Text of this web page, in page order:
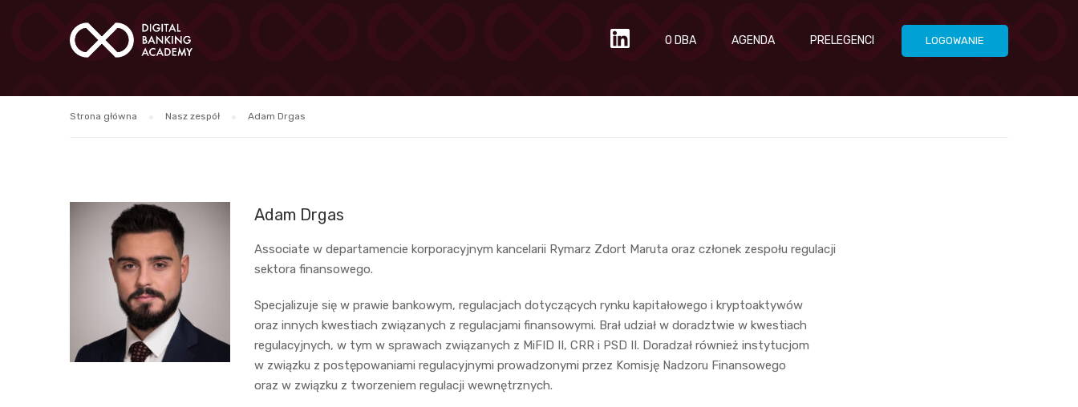
O DBA AGENDA PRELEGENCI LOGOWANIE
Strona główna Nasz zespół Adam Drgas
Adam Drgas
Associate w departamencie korporacyjnym kancelarii Rymarz Zdort Maruta oraz członek zespołu regulacji
sektora finansowego.
Specjalizuje się w prawie bankowym, regulacjach dotyczących rynku kapitałowego i kryptoaktywów
oraz innych kwestiach związanych z regulacjami finansowymi. Brał udział w doradztwie w kwestiach
regulacyjnych, w tym w sprawach związanych z MiFID II, CRR i PSD II. Doradzał również instytucjom
w związku z postępowaniami regulacyjnymi prowadzonymi przez Komisję Nadzoru Finansowego
oraz w związku z tworzeniem regulacji wewnętrznych.